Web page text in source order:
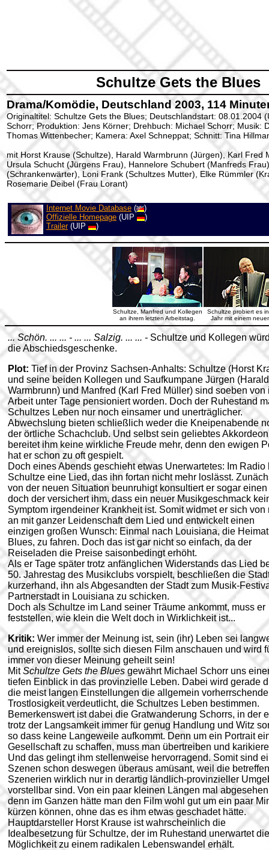
Schultze Gets the Blues
Drama/Komödie, Deutschland 2003, 114
Originaltitel: Schultze Gets the Blues; Deutschlandstart: 08.01.2004
Schorr; Produktion: Jens Körner; Drehbuch: Michael Schorr; Musik:
Thomas Wittenbecher; Kamera: Axel Schneppat; Schnitt: Tina
mit Horst Krause (Schultze), Harald Warmbrunn (Jürgen), Karl Fred
Ursula Schucht (Jürgens Frau), Hannelore Schubert (Manfreds
(Schrankenwärter), Loni Frank (Schultzes Mutter), Elke Rümmler
Rosemarie Deibel (Frau Lorant)
Internet Movie Database (
)
Offizielle Homepage (UIP
)
Trailer(UIP )
Schultze, Manfred und Kollegen
an ihrem letzten Arbeitstag.
Schultze probiert es
Jahr mit einem
... Schön. ... ... - ... ... Salzig. ... ... - Schultze und Kollegen
die Abschiedsgeschenke.
Plot: Tief in der Provinz Sachsen-Anhalts: Schultze (Horst
und seine beiden Kollegen und Saufkumpane Jürgen (Harald
Warmbrunn) und Manfred (Karl Fred Müller) sind soeben von
Arbeit unter Tage pensioniert worden. Doch der Ruhestand
Schultzes Leben nur noch einsamer und unerträglicher.
Abwechslung bieten schließlich weder die Kneipenabende
der örtliche Schachclub. Und selbst sein geliebtes Akkordeon
bereitet ihm keine wirkliche Freude mehr, denn den ewigen
hat er schon zu oft gespielt.
Doch eines Abends geschieht etwas Unerwartetes: Im Radio
Schultze eine Lied, das ihn fortan nicht mehr loslässt.
von der neuen Situation beunruhigt konsultiert er sogar einen
doch der versichert ihm, dass ein neuer Musikgeschmack
Symptom irgendeiner Krankheit ist. Somit widmet er sich von
an mit ganzer Leidenschaft dem Lied und entwickelt einen
einzigen großen Wunsch: Einmal nach Louisiana, die
Blues, zu fahren. Doch das ist gar nicht so einfach, da der
Reiseladen die Preise saisonbedingt erhöht.
Als er Tage später trotz anfänglichen Widerstands das Lied
50. Jahrestag des Musikclubs vorspielt, beschließen die
kurzerhand, ihn als Abgesandten der Stadt zum Musik-
Partnerstadt in Louisiana zu schicken.
Doch als Schultze im Land seiner Träume ankommt, muss er
feststellen, wie klein die Welt doch in Wirklichkeit ist...
Kritik: Wer immer der Meinung ist, sein (ihr) Leben sei
und ereignislos, sollte sich diesen Film anschauen und wird
immer von dieser Meinung geheilt sein!
MitSchultze Gets the Blues gewährt Michael Schorr uns
tiefen Einblick in das provinzielle Leben. Dabei wird gerade
die meist langen Einstellungen die allgemein vorherrschende
Trostlosigkeit verdeutlicht, die Schultzes Leben bestimmen.
Bemerkenswert ist dabei die Gratwanderung Schorrs, in der
trotz der Langsamkeit immer für genug Handlung und Witz
so dass keine Langeweile aufkommt. Denn um ein Portrait
Gesellschaft zu schaffen, muss man übertreiben und
Und das gelingt ihm stellenweise hervorragend. Somit sind
Szenen schon deswegen überaus amüsant, weil die
Szenerien wirklich nur in derartig ländlich-provinzieller
vorstellbar sind. Von ein paar kleinen Längen mal
denn im Ganzen hätte man den Film wohl gut um ein paar
kürzen können, ohne das es ihm etwas geschadet hätte.
Hauptdarsteller Horst Krause ist wahrscheinlich die
Idealbesetzung für Schultze, der im Ruhestand unerwartet die
Möglichkeit zu einem radikalen Lebenswandel erhält.